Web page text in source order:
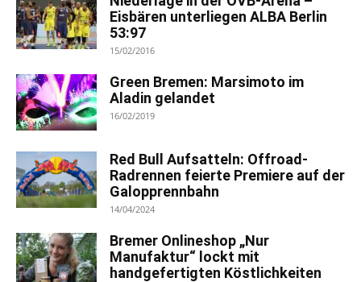
Eisbären unterliegen ALBA Berlin
53:97
15/02/2016
Green Bremen: Marsimoto im
Aladin gelandet
16/02/2019
Red Bull Aufsatteln: Offroad-
Radrennen feierte Premiere auf der
Galopprennbahn
14/04/2024
Bremer Onlineshop „Nur
Manufaktur“ lockt mit
handgefertigten Köstlichkeiten